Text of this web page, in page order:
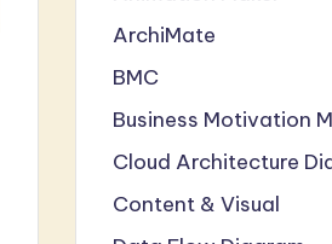
ArchiMate
BMC
Business Motivation
Cloud Architecture
Content & Visual